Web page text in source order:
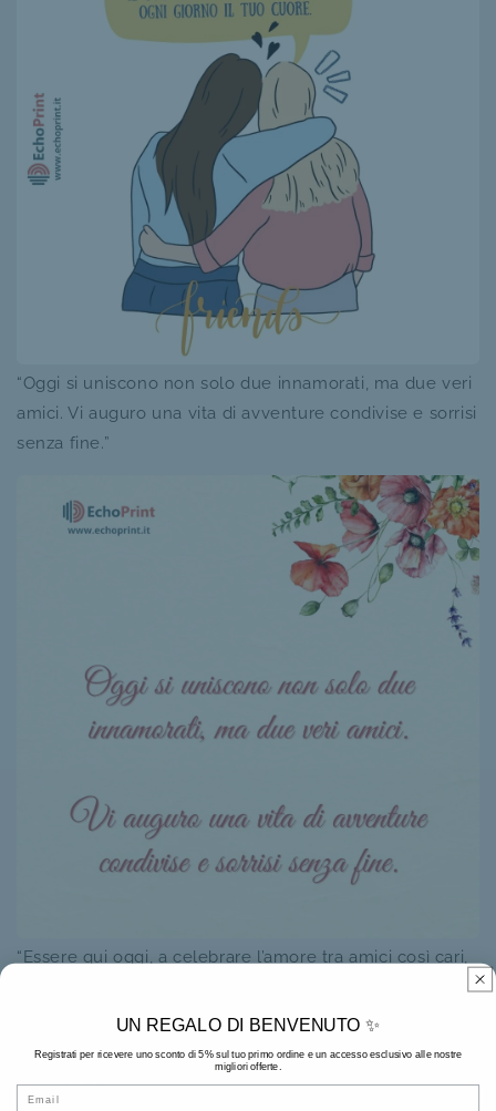
“Oggi si uniscono non solo due innamorati, ma due veri
amici. Vi auguro una vita di avventure condivise e sorrisi
senza fine.”
“Essere qui oggi, a celebrare l’amore tra amici così cari,
è un vero onore. Che il vostro matrimonio sia luminoso
come la vostra amicizia.”
UN REGALO DI BENVENUTO ✨
Registrati per ricevere uno sconto di 5% sul tuo primo ordine e un accesso esclusivo alle nostre
migliori offerte.